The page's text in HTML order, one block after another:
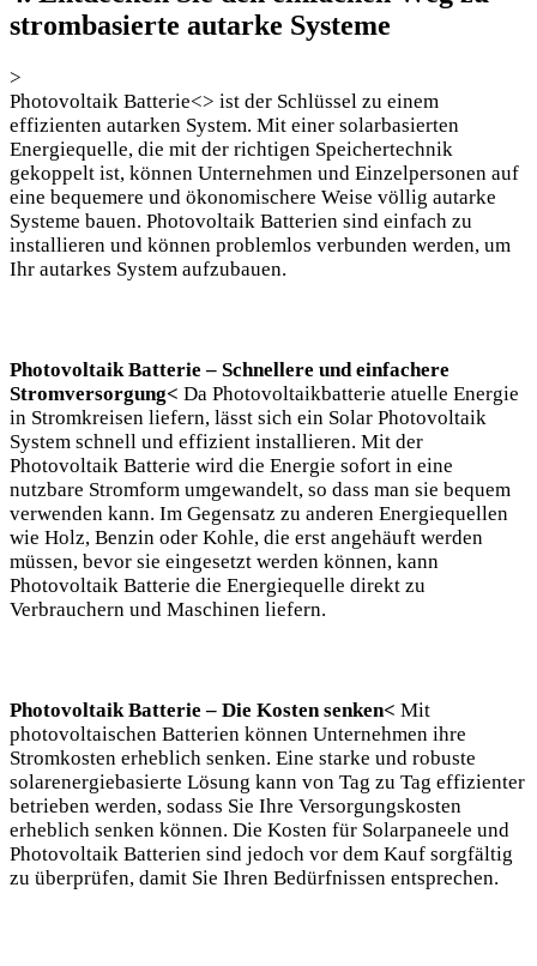
strombasierte autarke Systeme
>
Photovoltaik Batterie<> ist der Schlüssel zu einem
effizienten autarken System. Mit einer solarbasierten
Energiequelle, die mit der richtigen Speichertechnik
gekoppelt ist, können Unternehmen und Einzelpersonen auf
eine bequemere und ökonomischere Weise völlig autarke
Systeme bauen. Photovoltaik Batterien sind einfach zu
installieren und können problemlos verbunden werden, um
Ihr autarkes System aufzubauen.
Photovoltaik Batterie – Schnellere und einfachere
Stromversorgung< Da Photovoltaikbatterie atuelle Energie
in Stromkreisen liefern, lässt sich ein Solar Photovoltaik
System schnell und effizient installieren. Mit der
Photovoltaik Batterie wird die Energie sofort in eine
nutzbare Stromform umgewandelt, so dass man sie bequem
verwenden kann. Im Gegensatz zu anderen Energiequellen
wie Holz, Benzin oder Kohle, die erst angehäuft werden
müssen, bevor sie eingesetzt werden können, kann
Photovoltaik Batterie die Energiequelle direkt zu
Verbrauchern und Maschinen liefern.
Photovoltaik Batterie – Die Kosten senken< Mit
photovoltaischen Batterien können Unternehmen ihre
Stromkosten erheblich senken. Eine starke und robuste
solarenergiebasierte Lösung kann von Tag zu Tag effizienter
betrieben werden, sodass Sie Ihre Versorgungskosten
erheblich senken können. Die Kosten für Solarpaneele und
Photovoltaik Batterien sind jedoch vor dem Kauf sorgfältig
zu überprüfen, damit Sie Ihren Bedürfnissen entsprechen.